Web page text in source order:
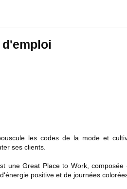
les codes de la mode et
ses clients.
une Great Place to Work,
positive et de journées